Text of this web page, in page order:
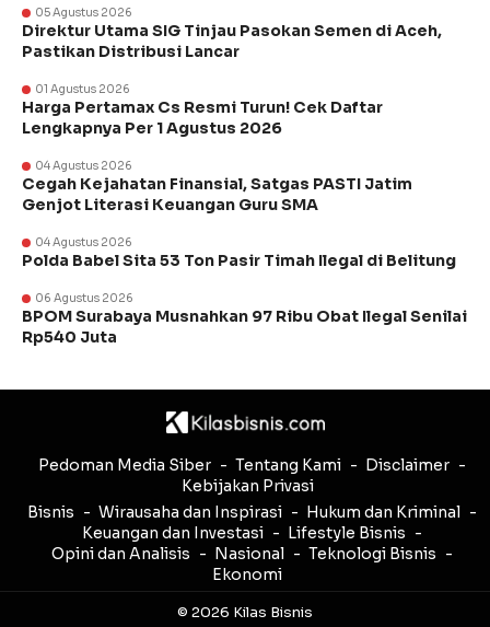
05 Agustus 2026
Direktur Utama SIG Tinjau Pasokan Semen di Aceh,
Pastikan Distribusi Lancar
01 Agustus 2026
Harga Pertamax Cs Resmi Turun! Cek Daftar
Lengkapnya Per 1 Agustus 2026
04 Agustus 2026
Cegah Kejahatan Finansial, Satgas PASTI Jatim
Genjot Literasi Keuangan Guru SMA
04 Agustus 2026
Polda Babel Sita 53 Ton Pasir Timah Ilegal di Belitung
06 Agustus 2026
BPOM Surabaya Musnahkan 97 Ribu Obat Ilegal Senilai
Rp540 Juta
Pedoman Media Siber Tentang Kami
Disclaimer
Kebijakan Privasi
Bisnis
Wirausaha dan Inspirasi
Hukum dan Kriminal
Keuangan dan Investasi
Lifestyle Bisnis
Opini dan Analisis
Nasional
Teknologi Bisnis
Ekonomi
© 2026 Kilas Bisnis